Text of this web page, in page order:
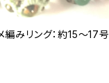
みリング：約15～17号